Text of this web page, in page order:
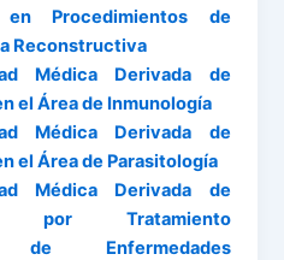
en Procedimientos de
Reconstructiva
Médica Derivada de
el Área de Inmunología
Médica Derivada de
el Área de Parasitología
Médica Derivada de
por Tratamiento
de Enfermedades